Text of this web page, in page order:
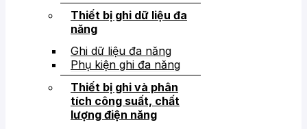
Thiết bị ghi dữ liệu đa
năng
Ghi dữ liệu đa năng
Phụ kiện ghi đa năng
Thiết bị ghi và phân
tích công suất, chất
lượng điện năng